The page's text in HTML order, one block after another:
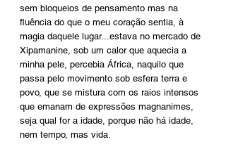
sem bloqueios de pensamento mas na
fluência do que o meu coração sentia, à
magia daquele lugar...estava no mercado de
Xipamanine, sob um calor que aquecia a
minha pele, percebia África, naquilo que
passa pelo movimento sob esfera terra e
povo, que se mistura com os raios intensos
que emanam de expressões magnanimes,
seja qual for a idade, porque não há idade,
nem tempo, mas vida.